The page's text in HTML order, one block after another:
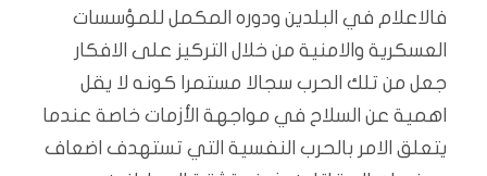
فالاعلام في البلدين ودوره المكمل للمؤسسات
العسكرية والامنية من خلال التركيز على الافكار
جعل من تلك الحرب سجالا مستمرا كونه لا يقل
اهمية عن السلاح في مواجهة الأزمات خاصة عندما
يتعلق الامر بالحرب النفسية التي تستهدف اضعاف